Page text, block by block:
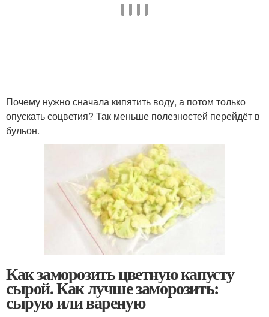
Почему нужно сначала кипятить воду, а потом только
опускать соцветия? Так меньше полезностей перейдёт в
бульон.
Как заморозить цветную капусту
сырой. Как лучше заморозить:
сырую или вареную